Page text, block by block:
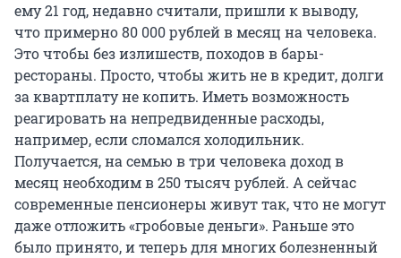
ему 21 год, недавно считали, пришли к выводу,
что примерно 80 000 рублей в месяц на человека.
Это чтобы без излишеств, походов в бары-
рестораны. Просто, чтобы жить не в кредит, долги
за квартплату не копить. Иметь возможность
реагировать на непредвиденные расходы,
например, если сломался холодильник.
Получается, на семью в три человека доход в
месяц необходим в 250 тысяч рублей. А сейчас
современные пенсионеры живут так, что не могут
даже отложить «гробовые деньги». Раньше это
было принято, и теперь для многих болезненный